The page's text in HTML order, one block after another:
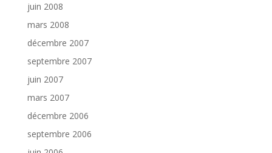
juin 2008
mars 2008
décembre 2007
septembre 2007
juin 2007
mars 2007
décembre 2006
septembre 2006